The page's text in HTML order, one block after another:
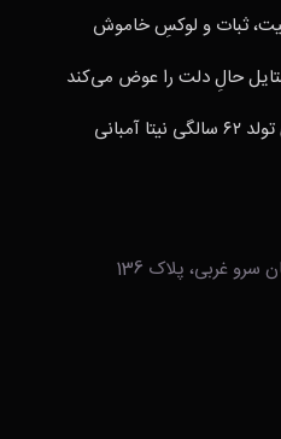
ثبات و لوکسِ خاموش
حالِ دلت را عوض می‌کند
آمبانی
غربی، پلاک 136